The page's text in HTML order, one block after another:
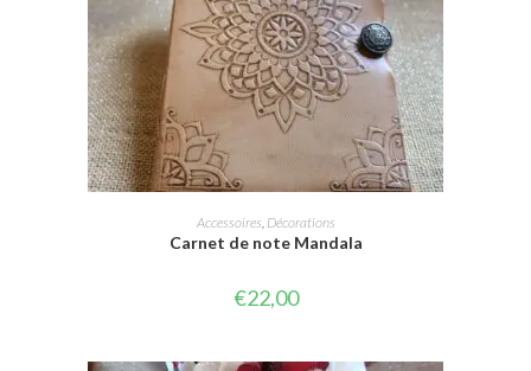
AJOUTER AU PANIER
Accessoires, Décorations
Carnet de note Mandala
€22,00